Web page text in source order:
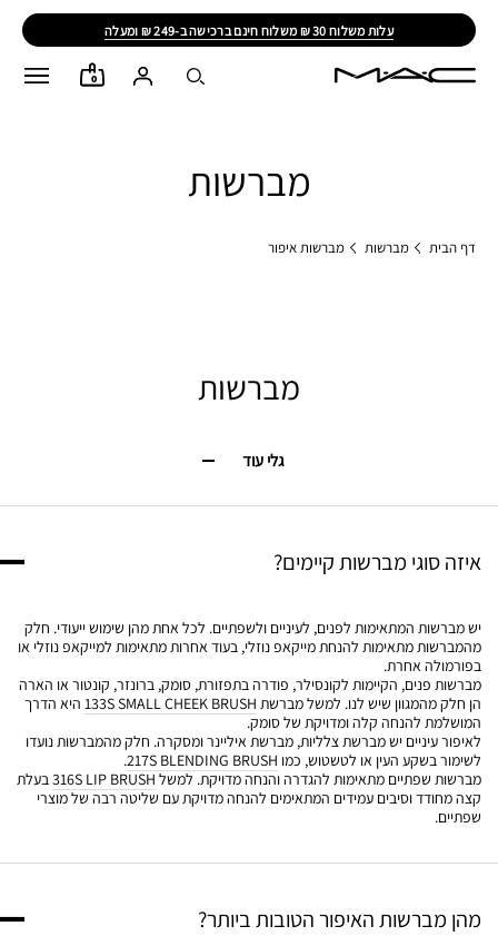
עלות משלוח 30 ₪ משלוח חינם ברכישה ב-249 ₪ ומעלה
0
מברשות
דף הבית מברשות מברשות איפור
מברשות
גלי עוד
איזה סוגי מברשות קיימים?
יש מברשות המתאימות לפנים, לעיניים ולשפתיים. לכל אחת מהן שימוש ייעודי. חלק
מהמברשות מתאימות להנחת מייקאפ נוזלי, בעוד אחרות מתאימות למייקאפ נוזלי או
בפורמולה אחרת.
מברשות פנים, הקיימות לקונסילר, פודרה בתפזורת, סומק, ברונזר, קונטור או הארה
הן חלק מהמגוון שיש לנו. למשל מברשת 133S SMALL CHEEK BRUSH היא הדרך
המושלמת להנחה קלה ומדויקת של סומק.
לאיפור עיניים יש מברשת צלליות, מברשת איליינר ומסקרה. חלק מהמברשות נועדו
לשימור בשקע העין או לטשטוש, כמו 217S BLENDING BRUSH
.
מברשות שפתיים מתאימות להגדרה והנחה מדויקת. למשל 316S LIP BRUSHבעלת
קצה מחודד וסיבים עמידים המתאימים להנחה מדויקת עם שליטה רבה של מוצרי
שפתיים.
מהן מברשות האיפור הטובות ביותר?